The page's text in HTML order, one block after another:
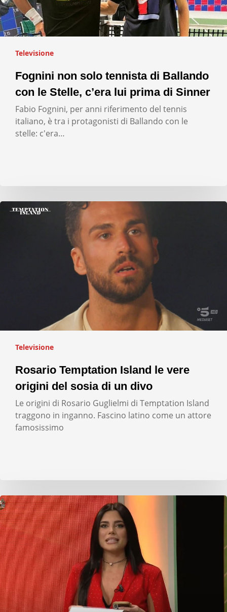
Televisione
Fognini non solo tennista di Ballando
con le Stelle, c’era lui prima di Sinner
Fabio Fognini, per anni riferimento del tennis
italiano, è tra i protagonisti di Ballando con le
stelle: c'era…
Televisione
Rosario Temptation Island le vere
origini del sosia di un divo
Le origini di Rosario Guglielmi di Temptation Island
traggono in inganno. Fascino latino come un attore
famosissimo